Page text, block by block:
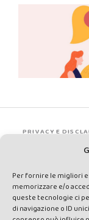
Per fornire le migliori
memorizzare e/o
queste tecnologie ci
di navigazione o ID
PRIVACY E